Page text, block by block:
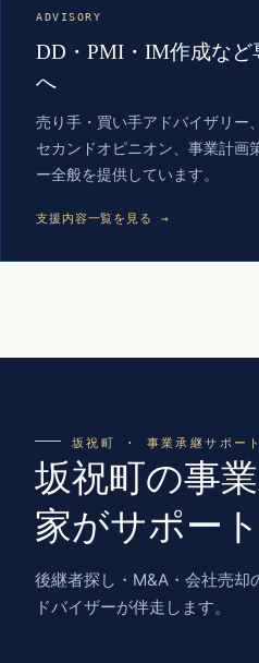
ADVISORY
DD・PMI・IM作成な
へ
売り手・買い手アドバイザリー
セカンドオピニオン、事業計画
ー全般を提供しています。
支援内容一覧を見る →
坂祝町 · 事業承継サポート
坂祝町の事
家がサポート
後継者探し・M&A・会社売却
ドバイザーが伴走します。